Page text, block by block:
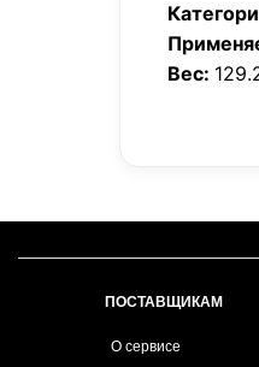
Вес:
ПОСТАВЩИКАМ
О сервисе